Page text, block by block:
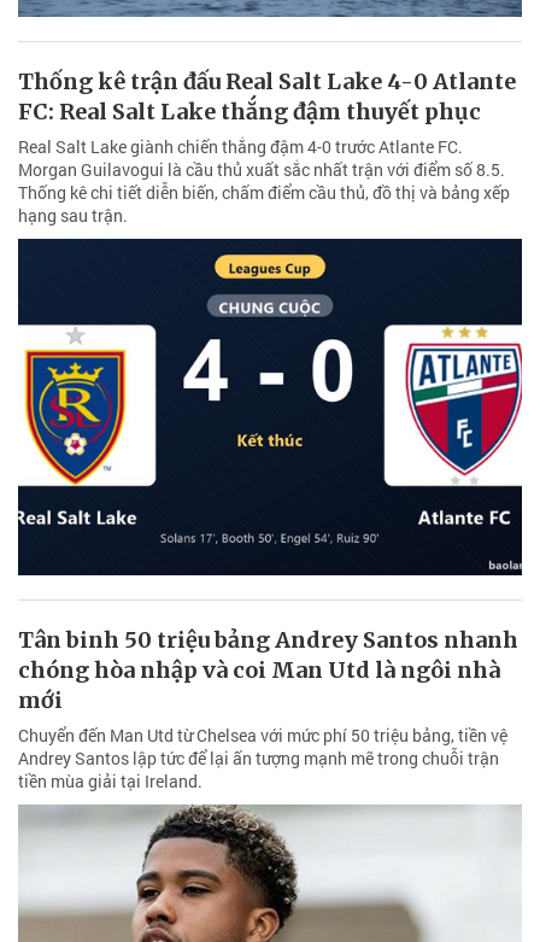
Thống kê trận đấu Real Salt Lake 4-0 Atlante
FC: Real Salt Lake thắng đậm thuyết phục
Real Salt Lake giành chiến thắng đậm 4-0 trước Atlante FC.
Morgan Guilavogui là cầu thủ xuất sắc nhất trận với điểm số 8.5.
Thống kê chi tiết diễn biến, chấm điểm cầu thủ, đồ thị và bảng xếp
hạng sau trận.
Tân binh 50 triệu bảng Andrey Santos nhanh
chóng hòa nhập và coi Man Utd là ngôi nhà
mới
Chuyển đến Man Utd từ Chelsea với mức phí 50 triệu bảng, tiền vệ
Andrey Santos lập tức để lại ấn tượng mạnh mẽ trong chuỗi trận
tiền mùa giải tại Ireland.